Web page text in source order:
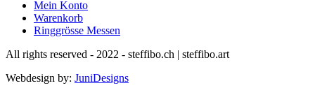
Mein Konto
Warenkorb
Ringgrösse Messen
All rights reserved - 2022 - steffibo.ch | steffibo.art
Webdesign by: JuniDesigns